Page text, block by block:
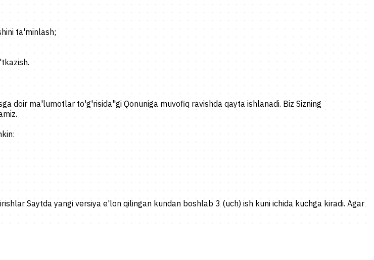
ta'minlash;
doir ma'lumotlar to'g'risida"gi Qonuniga muvofiq ravishda qayta ishlanadi. Biz Sizning
Saytda yangi versiya e'lon qilingan kundan boshlab 3 (uch) ish kuni ichida kuchga kiradi. Agar